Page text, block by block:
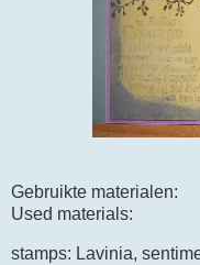
Gebruikte materialen:
Used materials:
stamps: Lavinia,